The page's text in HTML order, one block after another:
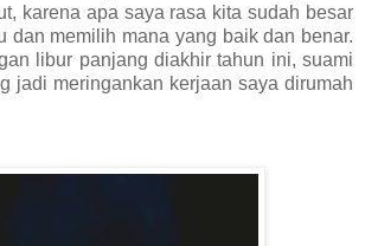
karena apa saya rasa kita sudah besar
dan memilih mana yang baik dan benar.
libur panjang diakhir tahun ini, suami
jadi meringankan kerjaan saya dirumah